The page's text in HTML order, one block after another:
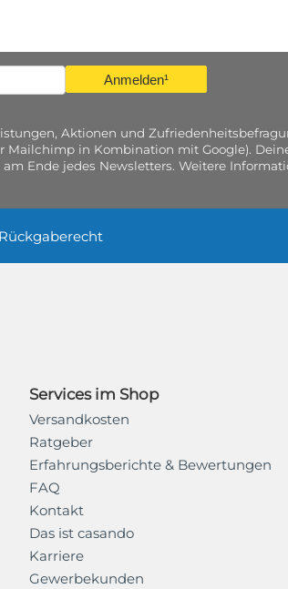
Anmelden¹
Aktionen und
in Kombination mit Google).
Ende jedes Newsletters. Weitere
Services im Shop
Versandkosten
Ratgeber
Erfahrungsberichte & Bewertungen
FAQ
Kontakt
Das ist casando
Karriere
Gewerbekunden